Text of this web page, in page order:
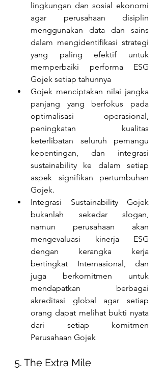
lingkungan dan sosial ekonomi
agar perusahaan disiplin
menggunakan data dan sains
dalam mengidentifikasi strategi
yang paling efektif untuk
memperbaiki performa ESG
Gojek setiap tahunnya
Gojek menciptakan nilai jangka
panjang yang berfokus pada
optimalisasi operasional,
peningkatan kualitas
keterlibatan seluruh pemangu
kepentingan, dan integrasi
sustainability ke dalam setiap
aspek signifikan pertumbuhan
Gojek.
Integrasi Sustainability Gojek
bukanlah sekedar slogan,
namun perusahaan akan
mengevaluasi kinerja ESG
dengan kerangka kerja
bertingkat Internasional, dan
juga berkomitmen untuk
mendapatkan berbagai
akreditasi global agar setiap
orang dapat melihat bukti nyata
dari setiap komitmen
Perusahaan Gojek
5. The Extra Mile